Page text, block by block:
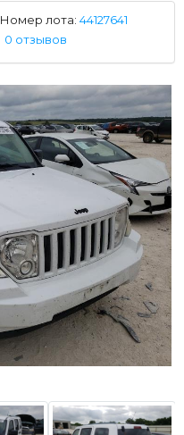
Номер лота: 44127641
0 отзывов